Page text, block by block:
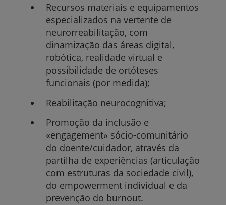
Recursos materiais e equipamentos
especializados na vertente de
neurorreabilitação, com
dinamização das áreas digital,
robótica, realidade virtual e
possibilidade de ortóteses
funcionais (por medida);
Reabilitação neurocognitiva;
Promoção da inclusão e
«engagement» sócio-comunitário
do doente/cuidador, através da
partilha de experiências (articulação
com estruturas da sociedade civil),
do empowerment individual e da
prevenção do burnout.